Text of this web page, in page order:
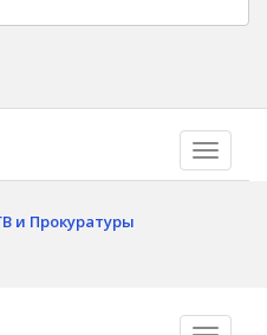
и Прокуратуры